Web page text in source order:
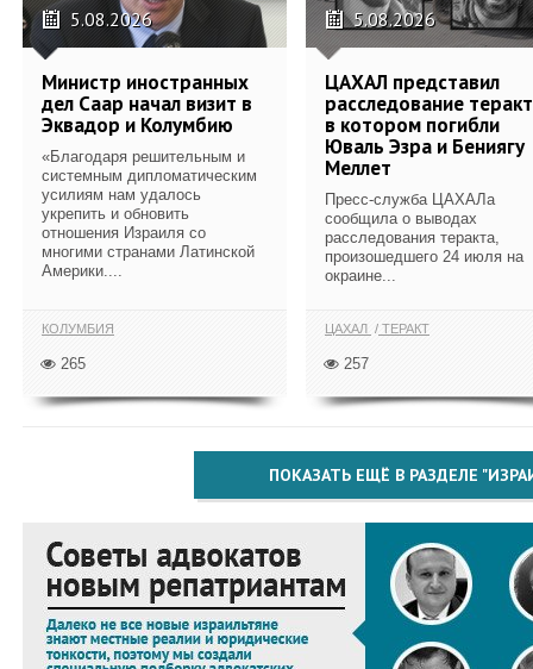
5.08.2026
Министр иностранных
дел Саар начал визит в
Эквадор и Колумбию
«Благодаря решительным и
системным дипломатическим
усилиям нам удалось
укрепить и обновить
отношения Израиля со
многими странами Латинской
Америки....
КОЛУМБИЯ
265
5.08.2026
ЦАХАЛ представил
расследование
в котором погибли
Юваль Эзра и Бениягу
Меллет
Пресс-служба ЦАХАЛа
сообщила о выводах
расследования теракта,
произошедшего 24 июля на
окраине...
ЦАХАЛ ТЕРАКТ
257
ПОКАЗАТЬ ЕЩЁ В РАЗДЕЛЕ